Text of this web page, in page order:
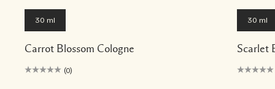
30 ml
Carrot Blossom Cologne
(0)
30 ml
Scarlet